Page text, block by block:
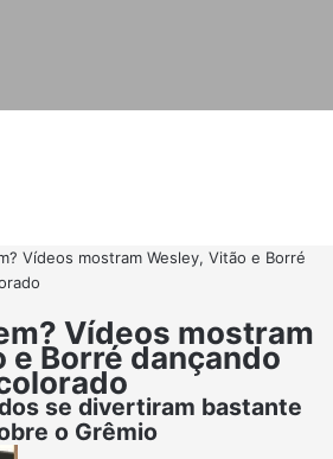
Vídeos mostram Wesley, Vitão e Borré
Vídeos mostram
e Borré dançando
se divertiram bastante
o Grêmio